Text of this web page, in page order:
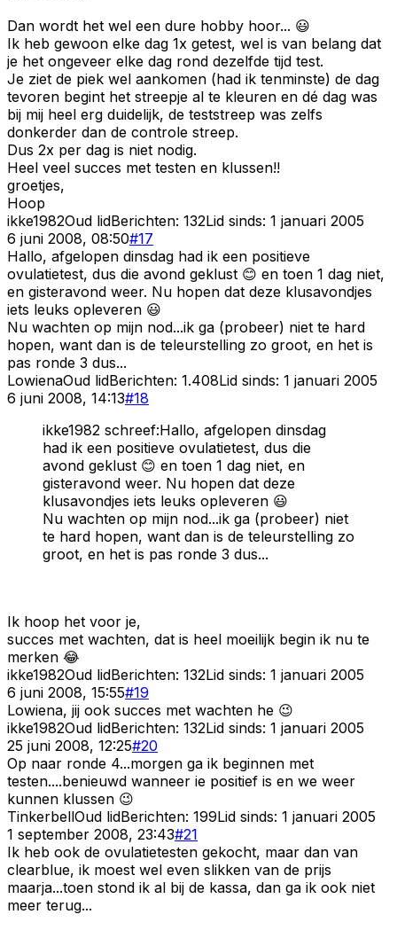
Dan wordt het wel een dure hobby hoor... 😃
Ik heb gewoon elke dag 1x getest, wel is van belang dat
je het ongeveer elke dag rond dezelfde tijd test.
Je ziet de piek wel aankomen (had ik tenminste) de dag
tevoren begint het streepje al te kleuren en dé dag was
bij mij heel erg duidelijk, de teststreep was zelfs
donkerder dan de controle streep.
Dus 2x per dag is niet nodig.
Heel veel succes met testen en klussen!!
groetjes,
Hoop
ikke1982Oud lidBerichten: 132Lid sinds: 1 januari 2005
6 juni 2008, 08:50#17
Hallo, afgelopen dinsdag had ik een positieve
ovulatietest, dus die avond geklust 😊 en toen 1 dag niet,
en gisteravond weer. Nu hopen dat deze klusavondjes
iets leuks opleveren 😃
Nu wachten op mijn nod...ik ga (probeer) niet te hard
hopen, want dan is de teleurstelling zo groot, en het is
pas ronde 3 dus...
LowienaOud lidBerichten: 1.408Lid sinds: 1 januari 2005
6 juni 2008, 14:13#18
ikke1982 schreef:Hallo, afgelopen dinsdag
had ik een positieve ovulatietest, dus die
avond geklust 😊 en toen 1 dag niet, en
gisteravond weer. Nu hopen dat deze
klusavondjes iets leuks opleveren 😃
Nu wachten op mijn nod...ik ga (probeer) niet
te hard hopen, want dan is de teleurstelling zo
groot, en het is pas ronde 3 dus...
Ik hoop het voor je,
succes met wachten, dat is heel moeilijk begin ik nu te
merken 😂
ikke1982Oud lidBerichten: 132Lid sinds: 1 januari 2005
6 juni 2008, 15:55#19
Lowiena, jij ook succes met wachten he 😉
ikke1982Oud lidBerichten: 132Lid sinds: 1 januari 2005
25 juni 2008, 12:25#20
Op naar ronde 4...morgen ga ik beginnen met
testen....benieuwd wanneer ie positief is en we weer
kunnen klussen 😉
TinkerbellOud lidBerichten: 199Lid sinds: 1 januari 2005
1 september 2008, 23:43#21
Ik heb ook de ovulatietesten gekocht, maar dan van
clearblue, ik moest wel even slikken van de prijs
maarja...toen stond ik al bij de kassa, dan ga ik ook niet
meer terug...